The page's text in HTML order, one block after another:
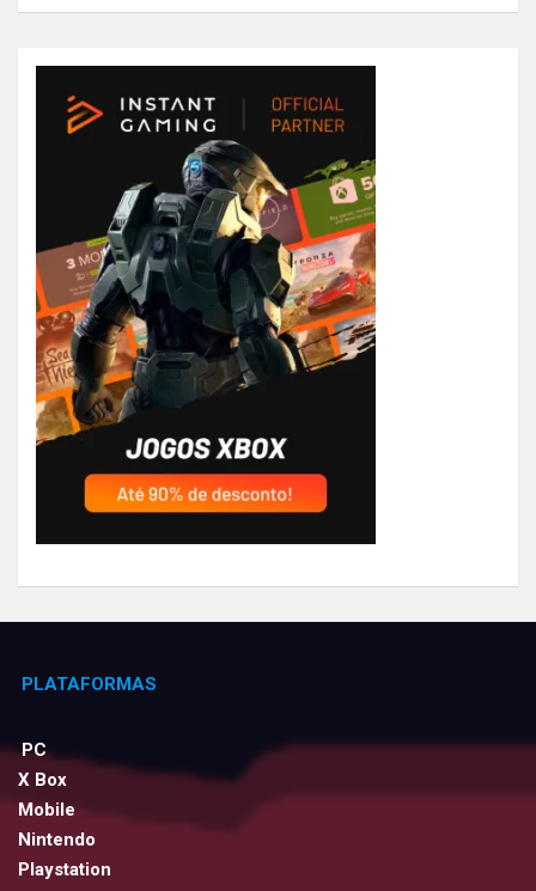
PLATAFORMAS
PC
X Box
Mobile
Nintendo
Playstation